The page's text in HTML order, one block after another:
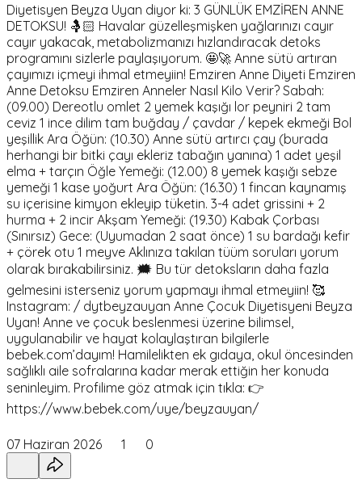
Diyetisyen Beyza Uyan diyor ki: 3 GÜNLÜK EMZİREN ANNE
DETOKSU! 🤱🏻 Havalar güzelleşmişken yağlarınızı cayır
cayır yakacak, metabolizmanızı hızlandıracak detoks
programını sizlerle paylaşıyorum. 🤩🚀 Anne sütü artıran
çayımızı içmeyi ihmal etmeyiin! Emziren Anne Diyeti Emziren
Anne Detoksu Emziren Anneler Nasıl Kilo Verir? Sabah:
(09.00) Dereotlu omlet 2 yemek kaşığı lor peyniri 2 tam
ceviz 1 ince dilim tam buğday / çavdar / kepek ekmeği Bol
yeşillik Ara Öğün: (10.30) Anne sütü artırcı çay (burada
herhangi bir bitki çayı ekleriz tabağın yanına) 1 adet yeşil
elma + tarçın Öğle Yemeği: (12.00) 8 yemek kaşığı sebze
yemeği 1 kase yoğurt Ara Öğün: (16.30) 1 fincan kaynamış
su içerisine kimyon ekleyip tüketin. 3-4 adet grissini + 2
hurma + 2 incir Akşam Yemeği: (19.30) Kabak Çorbası
(Sınırsız) Gece: (Uyumadan 2 saat önce) 1 su bardağı kefir
+ çörek otu 1 meyve Aklınıza takılan tüüm soruları yorum
olarak bırakabilirsiniz. 🗯 Bu tür detoksların daha fazla
gelmesini isterseniz yorum yapmayı ihmal etmeyiin! 🥰
Instagram: / dytbeyzauyan Anne Çocuk Diyetisyeni Beyza
Uyan! Anne ve çocuk beslenmesi üzerine bilimsel,
uygulanabilir ve hayat kolaylaştıran bilgilerle
bebek.com’dayım! Hamilelikten ek gıdaya, okul öncesinden
sağlıklı aile sofralarına kadar merak ettiğin her konuda
seninleyim. Profilime göz atmak için tıkla: 👉
https://www.bebek.com/uye/beyzauyan/
07 Haziran 2026 1 0